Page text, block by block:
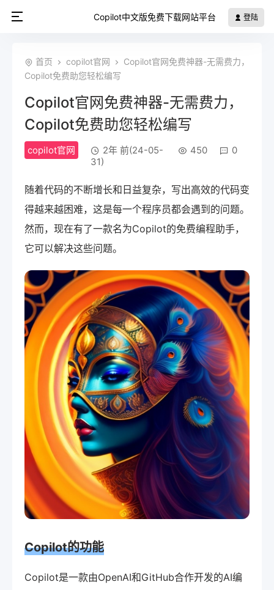
Copilot中文版免费下载网站平台 登陆
首页 copilot官网
Copilot官网免费神器-无需费力，
Copilot免费助您轻松编写
Copilot官网免费神器-无需费力，
Copilot免费助您轻松编写
copilot官网
2年 前(24-05-
31)
450 0
随着代码的不断增长和日益复杂，写出高效的代码变
得越来越困难，这是每一个程序员都会遇到的问题。
然而，现在有了一款名为Copilot的免费编程助手，
它可以解决这些问题。
Copilot的功能
Copilot是一款由OpenAI和GitHub合作开发的AI编